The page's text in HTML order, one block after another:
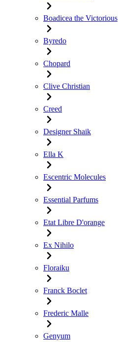
Boadicea the Victorious
Byredo
Chopard
Clive Christian
Creed
Designer Shaik
Ella K
Escentric Molecules
Essential Parfums
Etat Libre D'orange
Ex Nihilo
Floraiku
Franck Boclet
Frederic Malle
Genyum